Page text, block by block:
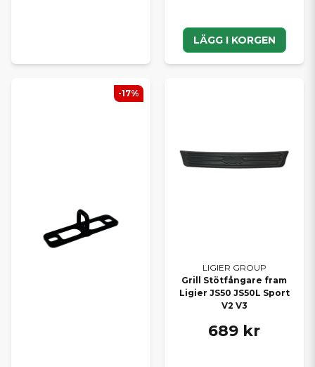
LÄGG I KORGEN
-17%
LIGIER GROUP
Grill Stötfångare fram
Ligier JS50 JS50L Sport
V2 V3
689 kr